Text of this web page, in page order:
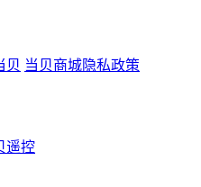
贝 当贝商城隐私政策
遥控